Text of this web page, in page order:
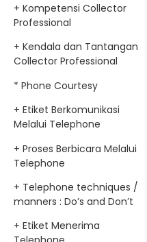
+ Kompetensi Collector
Professional
+ Kendala dan Tantangan
Collector Professional
* Phone Courtesy
+ Etiket Berkomunikasi
Melalui Telephone
+ Proses Berbicara Melalui
Telephone
+ Telephone techniques /
manners : Do’s and Don’t
+ Etiket Menerima